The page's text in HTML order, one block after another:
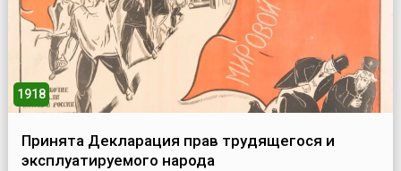
1918
Принята Декларация прав трудящегося и
эксплуатируемого народа